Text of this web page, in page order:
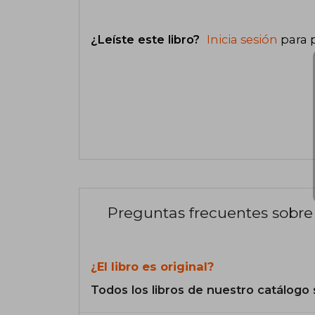
¿Leíste este libro? Inicia sesión para
Preguntas frecuentes
¿El libro es original?
Todos los libros de nuestro catálogo